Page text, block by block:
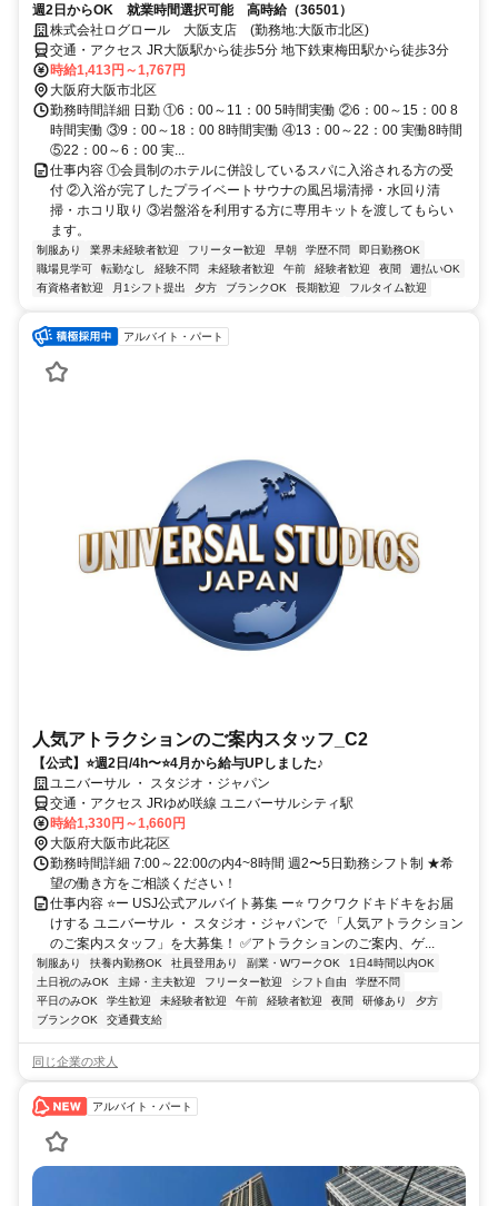
週2日からOK 就業時間選択可能 高時給（36501）
株式会社ログロール 大阪支店 (勤務地:大阪市北区)
交通・アクセス JR大阪駅から徒歩5分 地下鉄東梅田駅から徒歩3分
時給1,413円～1,767円
大阪府大阪市北区
勤務時間詳細 日勤 ①6：00～11：00 5時間実働 ②6：00～15：00 8
時間実働 ③9：00～18：00 8時間実働 ④13：00～22：00 実働8時間
⑤22：00～6：00 実...
仕事内容 ①会員制のホテルに併設しているスパに入浴される方の受
付 ②入浴が完了したプライベートサウナの風呂場清掃・水回り清
掃・ホコリ取り ③岩盤浴を利用する方に専用キットを渡してもらい
ます。
制服あり 業界未経験者歓迎 フリーター歓迎 早朝 学歴不問
即日勤務OK
職場見学可
転勤なし 経験不問 未経験者歓迎 午前 経験者歓迎 夜間
週払いOK
有資格者歓迎
月1シフト提出 夕方 ブランクOK 長期歓迎 フルタイム歓迎
アルバイト・パート
人気アトラクションのご案内スタッフ_C2
【公式】⭐週2日/4h〜⭐4月から給与UPしました♪
ユニバーサル ・ スタジオ・ジャパン
交通・アクセス JRゆめ咲線 ユニバーサルシティ駅
時給1,330円～1,660円
大阪府大阪市此花区
勤務時間詳細 7:00～22:00の内4~8時間 週2〜5日勤務シフト制 ★希
望の働き方をご相談ください！
仕事内容 ⭐ー USJ公式アルバイト募集 ー⭐ ワクワクドキドキをお届
けする ユニバーサル ・ スタジオ・ジャパンで 「人気アトラクション
のご案内スタッフ」を大募集！ ✅アトラクションのご案内、ゲ...
制服あり 扶養内勤務OK 社員登用あり 副業・WワークOK
1日4時間以内OK
土日祝のみOK
主婦・主夫歓迎 フリーター歓迎 シフト自由
学歴不問
平日のみOK
学生歓迎 未経験者歓迎 午前 経験者歓迎 夜間 研修あり
夕方
ブランクOK
交通費支給
同じ企業の求人
アルバイト・パート